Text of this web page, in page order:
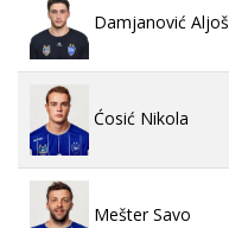
Damjanović
Ćosić Nikola
Mešter Savo